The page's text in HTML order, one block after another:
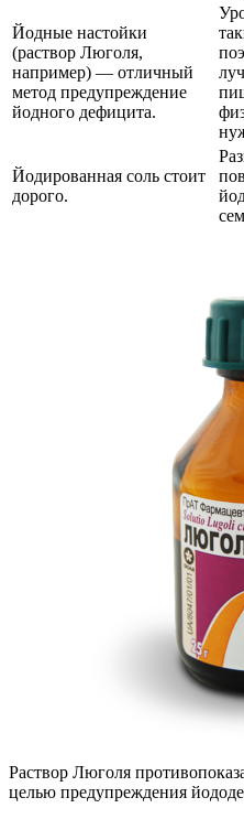
Йодные настойки
(раствор Люголя,
например) — отличный
метод предупреждение
йодного дефицита.
Йодированная соль стоит
дорого.
Раствор Люголя
целью предупреждения